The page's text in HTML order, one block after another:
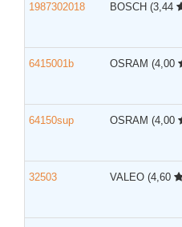
1987302018 BOSCH (3,44
6415001b OSRAM (4,00
64150sup OSRAM (4,00
32503 VALEO (4,60